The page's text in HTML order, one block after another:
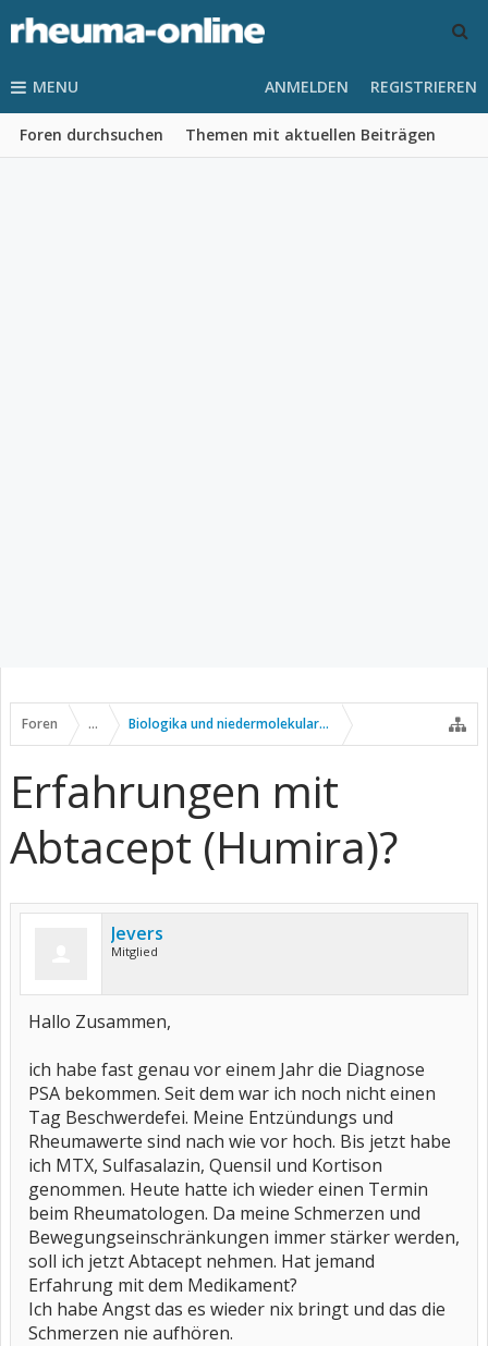
MENU
Foren durchsuchen Themen mit aktuellen Beiträgen
ANMELDEN REGISTRIEREN
Foren ... Biologika und niedermolekulare Wirkstoffe
Erfahrungen mit
Abtacept (Humira)?
Jevers
Mitglied
Hallo Zusammen,
ich habe fast genau vor einem Jahr die Diagnose
PSA bekommen. Seit dem war ich noch nicht einen
Tag Beschwerdefei. Meine Entzündungs und
Rheumawerte sind nach wie vor hoch. Bis jetzt habe
ich MTX, Sulfasalazin, Quensil und Kortison
genommen. Heute hatte ich wieder einen Termin
beim Rheumatologen. Da meine Schmerzen und
Bewegungseinschränkungen immer stärker werden,
soll ich jetzt Abtacept nehmen. Hat jemand
Erfahrung mit dem Medikament?
Ich habe Angst das es wieder nix bringt und das die
Schmerzen nie aufhören.